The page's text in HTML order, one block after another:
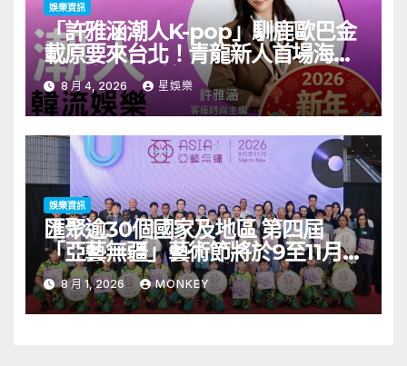
娛樂資訊
「許雅涵潮人K-pop」馴鹿歐巴金
載原要來台北！青龍新人首場海外
見面會8/9開搶
8 月 4, 2026 星娛樂
娛樂資訊
匯聚逾30個國家及地區 第四屆
「亞藝無疆」藝術節將於9至11月舉
行 開幕節目《三角演義》音樂會演
出陣容包括王雙駿夥拍恭碩良 聯同
來自蒙古的Uuhai、韓國的KARDI
8 月 1, 2026 MONKEY